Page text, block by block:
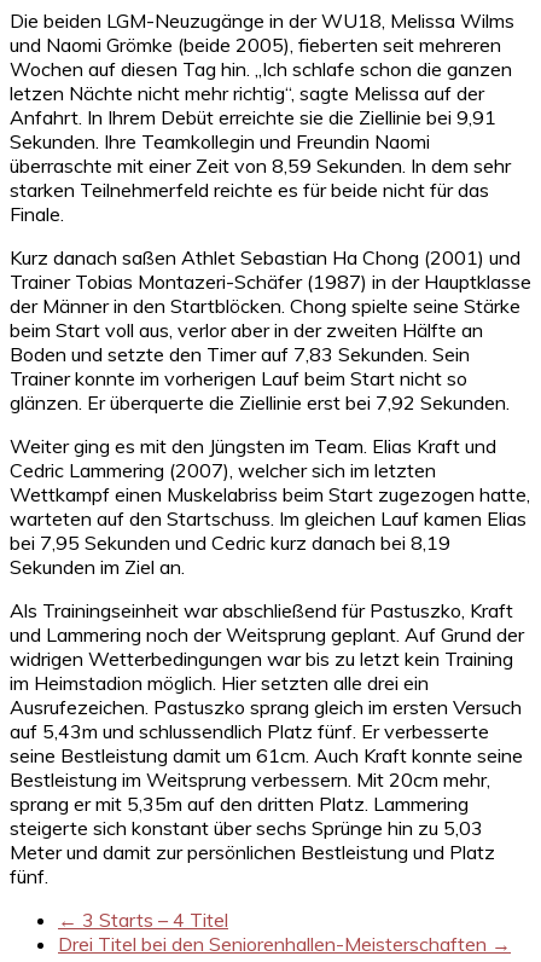
Die beiden LGM-Neuzugänge in der WU18, Melissa Wilms
und Naomi Grömke (beide 2005), fieberten seit mehreren
Wochen auf diesen Tag hin. „Ich schlafe schon die ganzen
letzen Nächte nicht mehr richtig“, sagte Melissa auf der
Anfahrt. In Ihrem Debüt erreichte sie die Ziellinie bei 9,91
Sekunden. Ihre Teamkollegin und Freundin Naomi
überraschte mit einer Zeit von 8,59 Sekunden. In dem sehr
starken Teilnehmerfeld reichte es für beide nicht für das
Finale.
Kurz danach saßen Athlet Sebastian Ha Chong (2001) und
Trainer Tobias Montazeri-Schäfer (1987) in der Hauptklasse
der Männer in den Startblöcken. Chong spielte seine Stärke
beim Start voll aus, verlor aber in der zweiten Hälfte an
Boden und setzte den Timer auf 7,83 Sekunden. Sein
Trainer konnte im vorherigen Lauf beim Start nicht so
glänzen. Er überquerte die Ziellinie erst bei 7,92 Sekunden.
Weiter ging es mit den Jüngsten im Team. Elias Kraft und
Cedric Lammering (2007), welcher sich im letzten
Wettkampf einen Muskelabriss beim Start zugezogen hatte,
warteten auf den Startschuss. Im gleichen Lauf kamen Elias
bei 7,95 Sekunden und Cedric kurz danach bei 8,19
Sekunden im Ziel an.
Als Trainingseinheit war abschließend für Pastuszko, Kraft
und Lammering noch der Weitsprung geplant. Auf Grund der
widrigen Wetterbedingungen war bis zu letzt kein Training
im Heimstadion möglich. Hier setzten alle drei ein
Ausrufezeichen. Pastuszko sprang gleich im ersten Versuch
auf 5,43m und schlussendlich Platz fünf. Er verbesserte
seine Bestleistung damit um 61cm. Auch Kraft konnte seine
Bestleistung im Weitsprung verbessern. Mit 20cm mehr,
sprang er mit 5,35m auf den dritten Platz. Lammering
steigerte sich konstant über sechs Sprünge hin zu 5,03
Meter und damit zur persönlichen Bestleistung und Platz
fünf.
← 3 Starts – 4 Titel
Drei Titel bei den Seniorenhallen-Meisterschaften →